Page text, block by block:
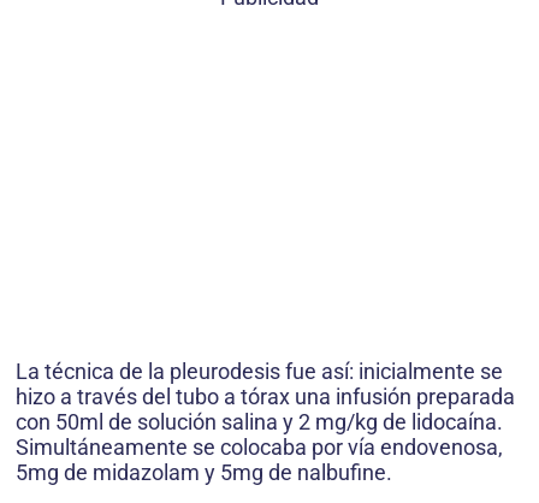
La técnica de la pleurodesis fue así: inicialmente se
hizo a través del tubo a tórax una infusión preparada
con 50ml de solución salina y 2 mg/kg de lidocaína.
Simultáneamente se colocaba por vía endovenosa,
5mg de midazolam y 5mg de nalbufine.